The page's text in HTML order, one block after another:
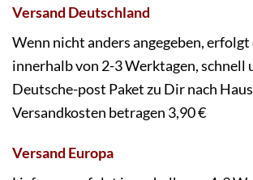
Versand Deutschland
Wenn nicht anders angegeben,
innerhalb von 2-3 Werktagen, schnell
Deutsche-post Paket zu Dir nach
Versandkosten betragen 3,90 €
Versand Europa